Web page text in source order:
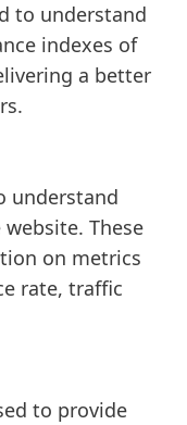
to understand
indexes of
a better
understand
These
on metrics
rate, traffic
to provide